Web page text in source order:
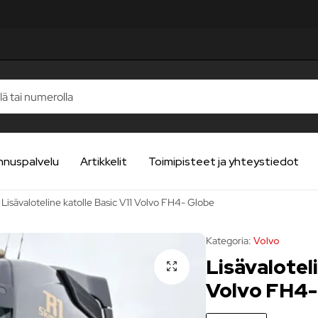
Artikkelit Toimipisteet ja yhteystiedot
Lisävaloteline katolle Basic V11 Volvo FH4- Globe
Kategoria: Volvo
Volvo